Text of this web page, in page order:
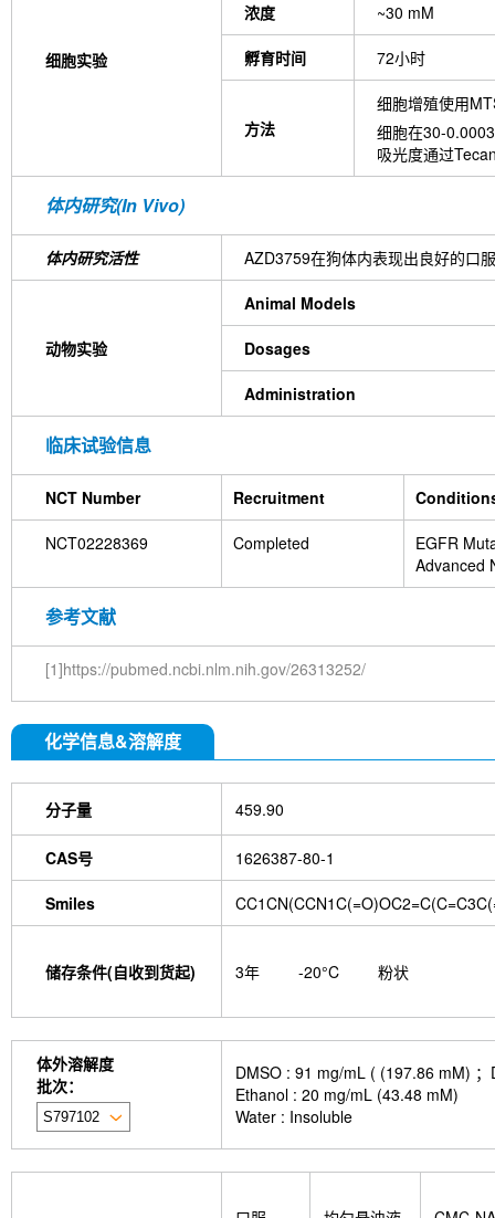
细胞实验
浓度 ~30 mM
孵育时间 72小时
方法
细胞增殖使用
细胞在30-
吸光度通过
体内研究(In Vivo)
体内研究活性 AZD3759在狗体内表现出良好的口
动物实验
Animal Models
Dosages
Administration
临床试验信息
NCT Number Recruitment
NCT02228369 Completed
EGFR
Advanced
Cancer
参考文献
[1]https://pubmed.ncbi.nlm.nih.gov/26313252/
化学信息&溶解度
分子量 459.90
CAS号 1626387-80-1
Smiles
储存条件(自收到货起) 3年 -20°C 粉状
体外溶解度
批次：
DMSO : 91 mg/mL ( (197.86 mM)
Ethanol : 20 mg/mL (43.48 mM)
Water : Insoluble